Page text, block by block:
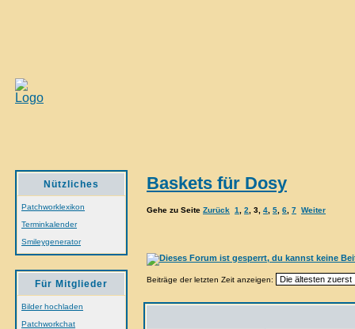
Nützliches
Patchworklexikon
Terminkalender
Smileygenerator
Für Mitglieder
Bilder hochladen
Patchworkchat
Baskets für Dosy
Gehe zu Seite Zurück 1 2 3 4 5 6 7 Weiter
Beiträge der letzten Zeit anzeigen: